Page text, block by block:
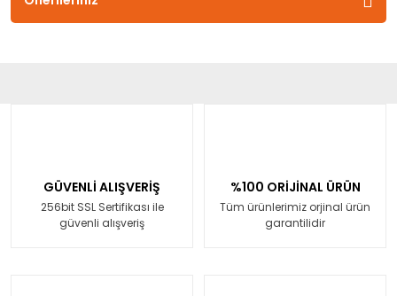
GÜVENLİ ALIŞVERİŞ
256bit SSL Sertifikası ile
güvenli alışveriş
%100 ORİJİNAL ÜRÜN
Tüm ürünlerimiz orjinal ürün
garantilidir